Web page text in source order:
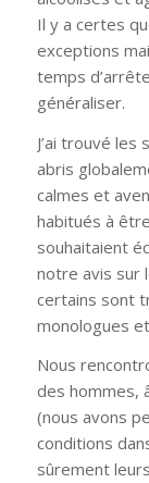
Il y a certes
exceptions
temps
généraliser.
J’ai trouvé les
abris
calmes et
habitués à
souhaitaient
notre avis sur
certains sont
monologues
Nous
des hommes,
(nous avons
conditions
sûrement